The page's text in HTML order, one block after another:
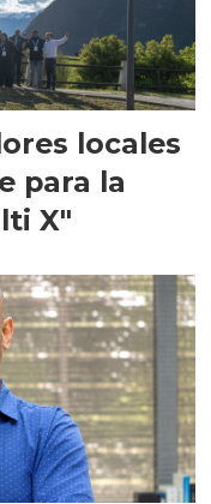
locales
para la
X"